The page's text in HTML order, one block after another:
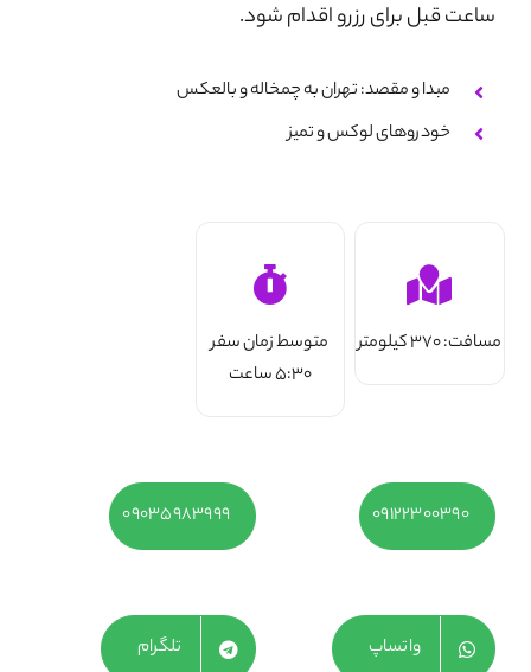
ساعت قبل برای رزرو اقدام شود.
مبدا و مقصد: تهران به چمخاله و بالعکس
خودروهای لوکس و تمیز
مسافت: 370 کیلومتر
متوسط زمان سفر
5:30 ساعت
09122300390 ۰۹۰۳۵۹۸۳۹۹۹
واتساپ تلگرام